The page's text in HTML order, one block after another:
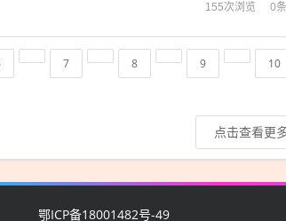
155次浏览 0
7 8 9 10
点击查看更
鄂ICP备18001482号-49